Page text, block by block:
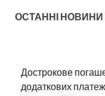
ОСТАННІ
Дострокове
додаткових